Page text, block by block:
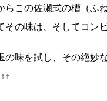
らこの佐瀬式の槽（ふ
その味は、そしてコ
の味を試し、その絶妙